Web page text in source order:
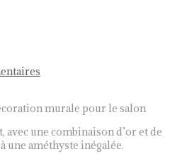
murale pour le salon
avec une combinaison d’or et de
une améthyste inégalée.